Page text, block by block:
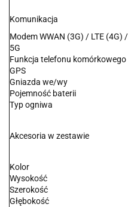
Komunikacja
Modem WWAN (3G) / LTE (4G) /
5G
Funkcja telefonu komórkowego
GPS
Gniazda we/wy
Pojemność baterii
Typ ogniwa
Akcesoria w zestawie
Kolor
Wysokość
Szerokość
Głębokość